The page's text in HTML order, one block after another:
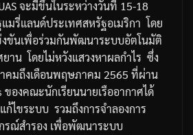
จะมีขึ้นในระหว่างวันที่ 15-18
แมรี่แลนด์ประเทศสหรัฐอเมริกา โดย
ขันเพื่อร่วมกันพัฒนาระบบอัตโนมัติ
ยาน โดยไม่หวังแสวงหาผลกำไร ซึ่ง
คมถึงเดือนพฤษภาคม 2565 ที่ผ่าน
ของคณะนักเรียนนายเรืออากาศได้
ก้ไขระบบ รวมถึงการจำลองการ
รณ์สำรอง เพื่อพัฒนาระบบ